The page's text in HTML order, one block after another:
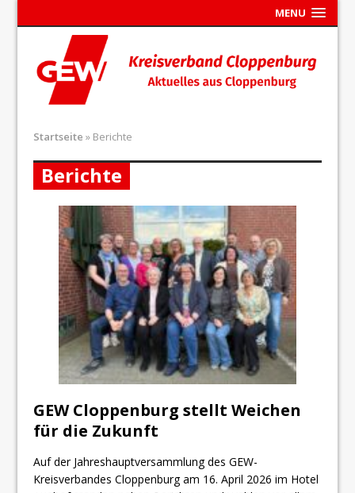
MENU
Startseite » Berichte
Berichte
GEW Cloppenburg stellt Weichen
für die Zukunft
Auf der Jahreshauptversammlung des GEW-
Kreisverbandes Cloppenburg am 16. April 2026 im Hotel